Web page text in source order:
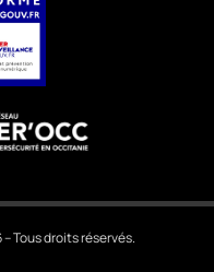
Tous droits réservés.